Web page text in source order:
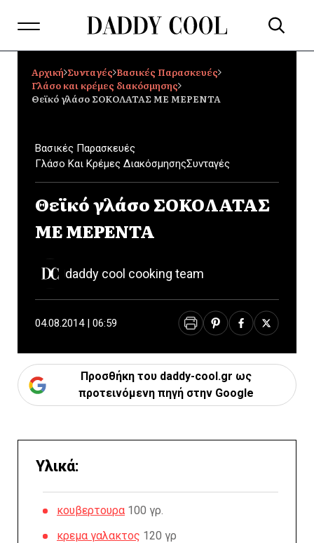
Αρχική Συνταγές Βασικές Παρασκευές
Γλάσο και κρέμες διακόσμησης
Θεϊκό γλάσο ΣΟΚΟΛΑΤΑΣ ΜΕ ΜΕΡΕΝΤΑ
Βασικές Παρασκευές
Γλάσο Και Κρέμες ΔιακόσμησηςΣυνταγές
Θεϊκό γλάσο ΣΟΚΟΛΑΤΑΣ
ΜΕ ΜΕΡΕΝΤΑ
daddy cool cooking team
04.08.2014 | 06:59
Προσθήκη του daddy-cool.gr ως
προτεινόμενη πηγή στην Google
Υλικά:
κουβερτουρα 100 γρ.
κρεμα γαλακτος 120 γρ